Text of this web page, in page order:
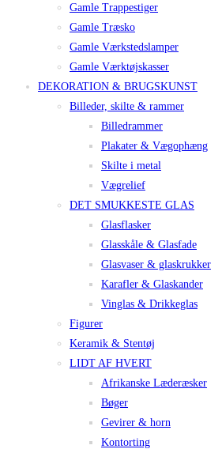
Gamle Trappestiger
Gamle Træsko
Gamle Værkstedslamper
Gamle Værktøjskasser
DEKORATION & BRUGSKUNST
Billeder, skilte & rammer
Billedrammer
Plakater & Vægophæng
Skilte i metal
Vægrelief
DET SMUKKESTE GLAS
Glasflasker
Glasskåle & Glasfade
Glasvaser & glaskrukker
Karafler & Glaskander
Vinglas & Drikkeglas
Figurer
Keramik & Stentøj
LIDT AF HVERT
Afrikanske Læderæsker
Bøger
Gevirer & horn
Kontorting